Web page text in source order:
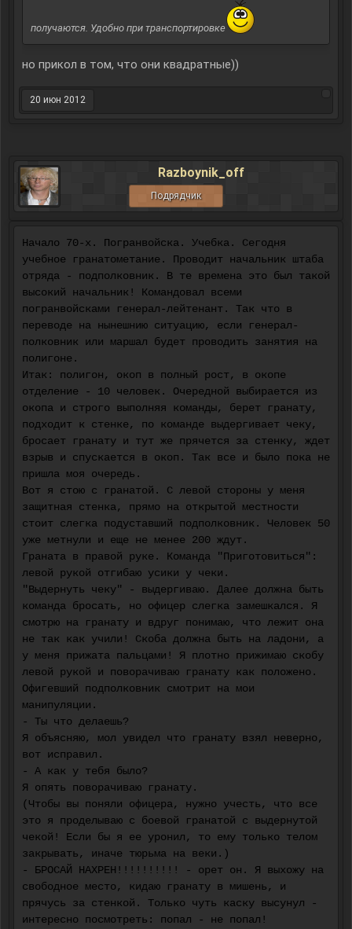
получаются. Удобно при транспортировке
но прикол в том, что они квадратные))
20 июн 2012
Razboynik_off
Подрядчик
Начало 70-х. Погранвойска. Учебка. Сегодня
учебное гранатометание. Проводит начальник штаба
отряда - подполковник. В те времена это был такой
высокий начальник! Командовал всеми
погранвойсками генерал-лейтенант. Так что в
переводе на нынешнию ситуацию, если генерал-
полковник или маршал будет проводить занятия на
полигоне.
Итак: полигон, окоп в полный рост, в окопе
отделение - 10 человек. Очередной выбирается из
окопа и строго выполняя команды, берет гранату,
подходит к стенке, по команде выдергивает чеку,
бросает гранату и тут же прячется за стенку, ждет
взрыв и спускается в окоп. Так все и было пока не
пришла моя очередь.
Вот я стою с гранатой. С левой стороны у меня
защитная стенка, прямо на открытой местности
стоит слегка подуставший подполковник. Человек 50
уже метнули и еще не менее 200 ждут.
Граната в правой руке. Команда "Приготовиться":
левой рукой отгибаю усики у чеки.
"Выдернуть чеку" - выдергиваю. Далее должна быть
команда бросать, но офицер слегка замешкался. Я
смотрю на гранату и вдруг понимаю, что лежит она
не так как учили! Скоба должна быть на ладони, а
у меня прижата пальцами! Я плотно прижимаю скобу
левой рукой и поворачиваю гранату как положено.
Офигевший подполковник смотрит на мои
манипуляции.
- Ты что делаешь?
Я объясняю, мол увидел что гранату взял неверно,
вот исправил.
- А как у тебя было?
Я опять поворачиваю гранату.
(Чтобы вы поняли офицера, нужно учесть, что все
это я проделываю с боевой гранатой с выдернутой
чекой! Если бы я ее уронил, то ему только телом
закрывать, иначе тюрьма на веки.)
- БРОСАЙ НАХРЕН!!!!!!!!!! - орет он. Я выхожу на
свободное место, кидаю гранату в мишень, и
прячусь за стенкой. Только чуть каску высунул -
интересно посмотреть: попал - не попал!